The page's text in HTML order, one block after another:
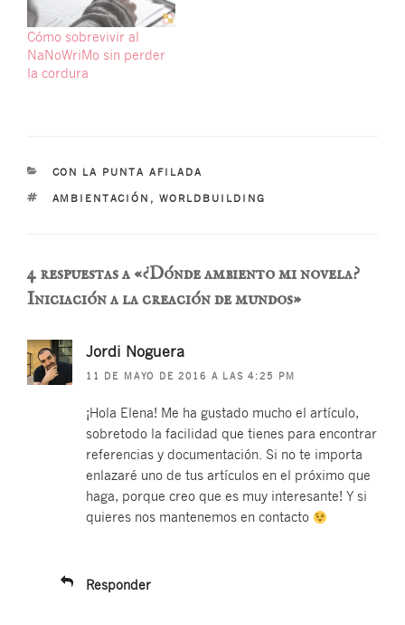
Cómo sobrevivir al
NaNoWriMo sin perder
la cordura
CATEGORÍAS
CON LA PUNTA AFILADA
ETIQUETAS
AMBIENTACIÓN , WORLDBUILDING
4 respuestas a «¿Dónde ambiento mi novela?
Iniciación a la creación de mundos»
Jordi Noguera
11 DE MAYO DE 2016 A LAS 4:25 PM
¡Hola Elena! Me ha gustado mucho el artículo,
sobretodo la facilidad que tienes para encontrar
referencias y documentación. Si no te importa
enlazaré uno de tus artículos en el próximo que
haga, porque creo que es muy interesante! Y si
quieres nos mantenemos en contacto
Responder